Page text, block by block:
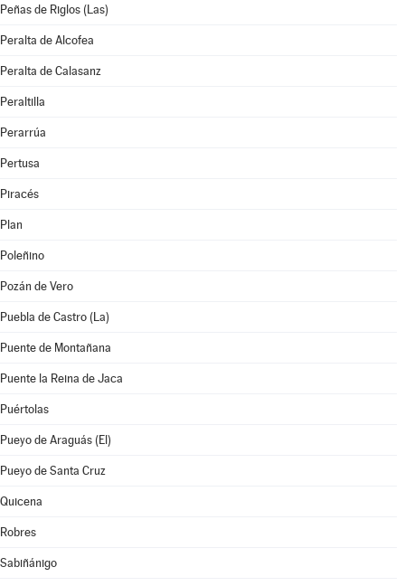
Peñas de Riglos (Las)
Peralta de Alcofea
Peralta de Calasanz
Peraltilla
Perarrúa
Pertusa
Piracés
Plan
Poleñino
Pozán de Vero
Puebla de Castro (La)
Puente de Montañana
Puente la Reina de Jaca
Puértolas
Pueyo de Araguás (El)
Pueyo de Santa Cruz
Quicena
Robres
Sabiñánigo